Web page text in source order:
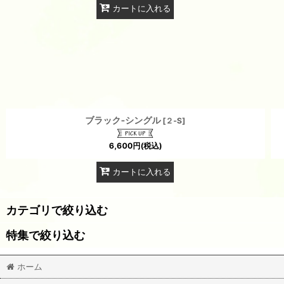
カートに入れる
ブラック-シングル [２-S]
6,600円(税込)
カートに入れる
カテゴリで絞り込む
エクステ シングル
エクステ ダブル
特集で絞り込む
ダブル
ホーム